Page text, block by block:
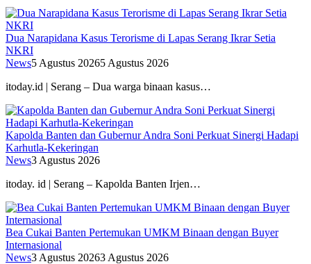
Dua Narapidana Kasus Terorisme di Lapas Serang Ikrar Setia
NKRI
News5 Agustus 20265 Agustus 2026
itoday.id | Serang – Dua warga binaan kasus…
Kapolda Banten dan Gubernur Andra Soni Perkuat Sinergi Hadapi
Karhutla-Kekeringan
News3 Agustus 2026
itoday. id | Serang – Kapolda Banten Irjen…
Bea Cukai Banten Pertemukan UMKM Binaan dengan Buyer
Internasional
News3 Agustus 20263 Agustus 2026